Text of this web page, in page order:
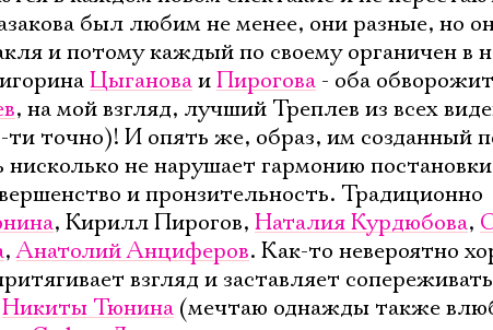
был любим не менее, они разные, но
и потому каждый по своему органичен в
ЦыгановаиПирогова - оба
, на мой взгляд, лучший Треплев из всех
точно)! И опять же, образ, им созданный
нисколько не нарушает гармонию
и пронзительность. Традиционно
, Кирилл Пирогов, Наталия Курдюбова,
,Анатолий Анциферов. Как-то невероятно
взгляд и заставляет
Никиты Тюнина (мечтаю однажды также